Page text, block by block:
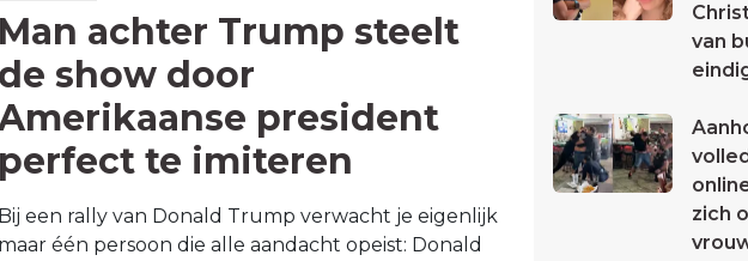
Man achter Trump steelt
de show door
president
perfect te imiteren
Bij een rally van Donald Trump verwacht je eigenlijk
maar één persoon die alle aandacht opeist: Donald
van
zich